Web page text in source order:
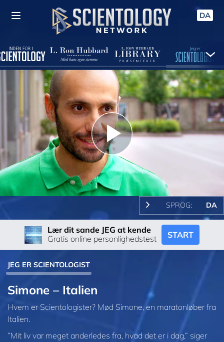
DA
Play
Video
SPROG: DA
Lær dit sande JEG at kende
Gratis online personlighedstest
START
JEG ER SCIENTOLOGIST
Simone – Italien
Hvem er Scientologister? Mød Simone, en maratonløber fra
Italien.
”Mit liv var meget anderledes fra, hvad det er i dag,” siger